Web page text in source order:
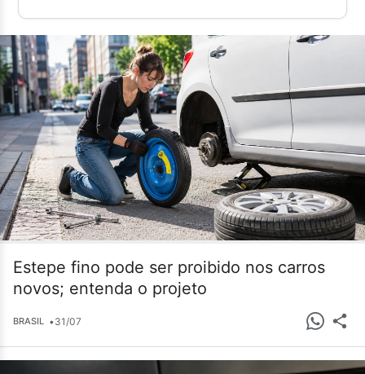
Estepe fino pode ser proibido nos carros
novos; entenda o projeto
BRASIL •31/07